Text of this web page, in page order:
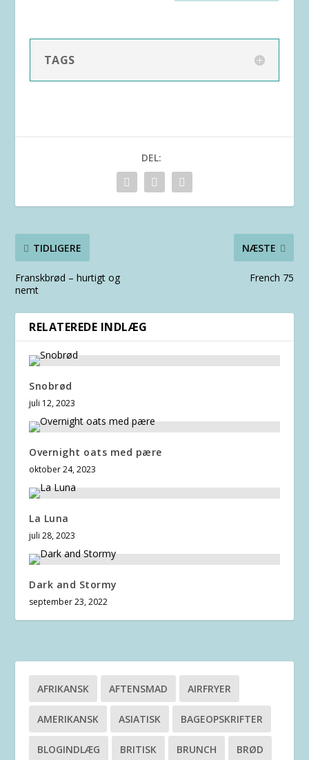
TAGS
DEL:
TIDLIGERE
Franskbrød – hurtigt og
nemt
NÆSTE
French 75
RELATEREDE INDLÆG
Snobrød
juli 12, 2023
Overnight oats med pære
oktober 24, 2023
La Luna
juli 28, 2023
Dark and Stormy
september 23, 2022
AFRIKANSK AFTENSMAD AIRFRYER
AMERIKANSK ASIATISK BAGEOPSKRIFTER
BLOGINDLÆG BRITISK BRUNCH BRØD